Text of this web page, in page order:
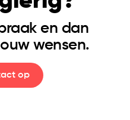
en dan
wensen.
op